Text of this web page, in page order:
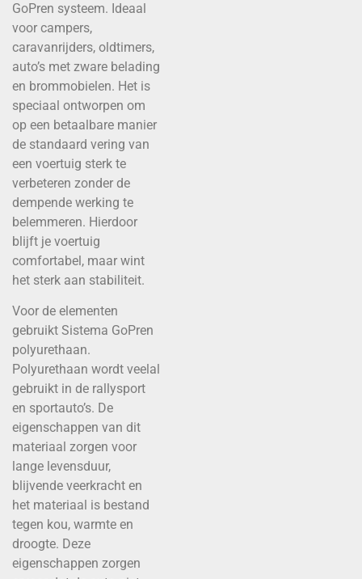
GoPren systeem. Ideaal
voor campers,
caravanrijders, oldtimers,
auto’s met zware belading
en brommobielen. Het is
speciaal ontworpen om
op een betaalbare manier
de standaard vering van
een voertuig sterk te
verbeteren zonder de
dempende werking te
belemmeren. Hierdoor
blijft je voertuig
comfortabel, maar wint
het sterk aan stabiliteit.
Voor de elementen
gebruikt Sistema GoPren
polyurethaan.
Polyurethaan wordt veelal
gebruikt in de rallysport
en sportauto’s. De
eigenschappen van dit
materiaal zorgen voor
lange levensduur,
blijvende veerkracht en
het materiaal is bestand
tegen kou, warmte en
droogte. Deze
eigenschappen zorgen